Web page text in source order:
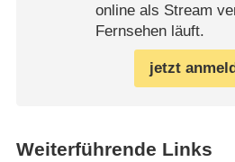
online als Stream
Fernsehen läuft.
jetzt
Weiterführende Links